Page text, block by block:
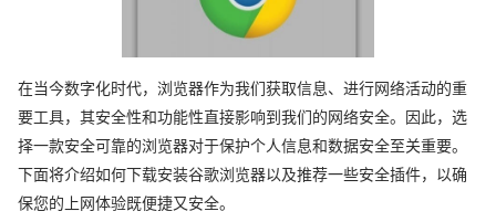
在当今数字化时代，浏览器作为我们获取信息、进行网络活动的重
要工具，其安全性和功能性直接影响到我们的网络安全。因此，选
择一款安全可靠的浏览器对于保护个人信息和数据安全至关重要。
下面将介绍如何下载安装谷歌浏览器以及推荐一些安全插件，以确
保您的上网体验既便捷又安全。